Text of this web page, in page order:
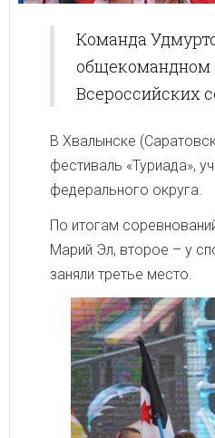
Команда
общекомандном
Всероссийских
В Хвалынске
фестиваль «Туриада»,
федерального округа.
По итогам
Марий Эл, второе – у
заняли третье место.